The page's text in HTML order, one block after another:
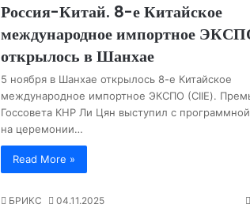
Россия-Китай. 8-е Китайское
международное импортное
открылось в Шанхае
5 ноября в Шанхае открылось 8-е Китайское
международное импортное ЭКСПО (CIIE).
Госсовета КНР Ли Цян выступил с
на церемонии…
Read More »
БРИКС 04.11.2025